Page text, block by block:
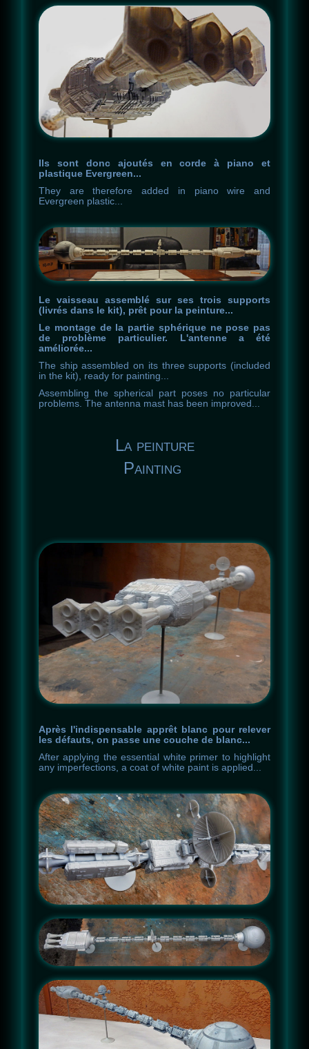
Ils sont donc ajoutés en corde à piano et
plastique Evergreen...
They
are therefore added in piano wire
and
Evergreen plastic
Le vaisseau assemblé sur ses trois supports
(livrés dans le kit), prêt pour la peinture...
Le montage de la partie sphérique ne pose pas
de problème particulier. L'antenne a été
améliorée...
The ship assembled on its three supports (included
in the kit) ready for painting
Assembling the spherical part poses no particular
problems The antenna mast has been improved
La peinture
Painting
Après l'indispensable apprêt blanc pour relever
les défauts, on passe une couche de blanc...
After applying the essential white primer to highlight
any imperfections, a coat of white paint is applied...